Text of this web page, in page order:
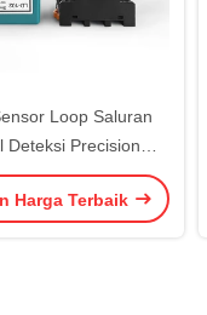
Loop Saluran
Deteksi Precision
Terbina
Harga Terbaik